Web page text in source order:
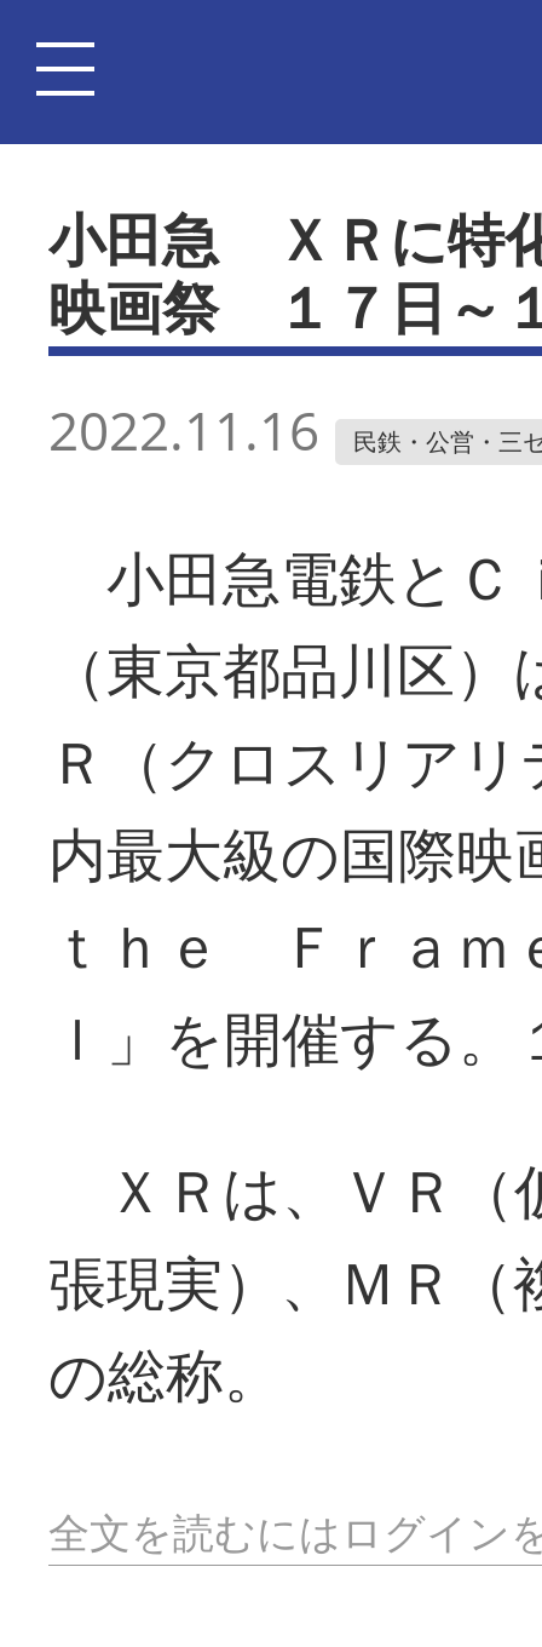
小田急 ＸＲに特
映画祭 １７日～
2022.11.16 民鉄・公営・三
小田急電鉄とＣ
（東京都品川区
Ｒ（クロスリア
内最大級の国際
ｔｈｅ Ｆｒａ
ｌ」を開催する
ＸＲは、ＶＲ（
張現実）、ＭＲ（
の総称。
全文を読むにはログイン